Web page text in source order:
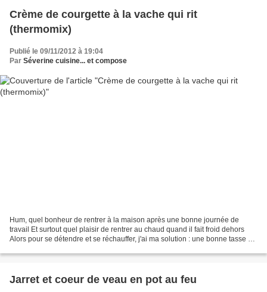
Crème de courgette à la vache qui rit
(thermomix)
Publié le 09/11/2012 à 19:04
Par Séverine cuisine... et compose
Hum, quel bonheur de rentrer à la maison après une bonne journée de
travail Et surtout quel plaisir de rentrer au chaud quand il fait froid dehors
Alors pour se détendre et se réchauffer, j'ai ma solution : une bonne tasse de
Jarret et coeur de veau en pot au feu